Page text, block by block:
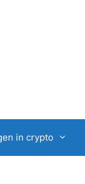
in crypto